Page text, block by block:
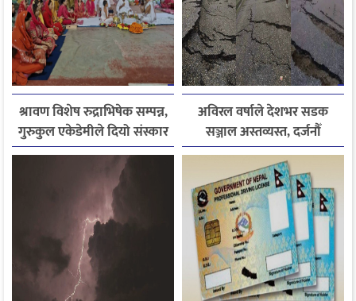
श्रावण विशेष रुद्राभिषेक सम्पन्न,
गुरुकुल एकेडेमीले दियो संस्कार
र नैतिक शिक्षाको सन्देश
अविरल वर्षाले देशभर सडक
सञ्जाल अस्तव्यस्त, दर्जनौँ
राजमार्ग अवरुद्ध